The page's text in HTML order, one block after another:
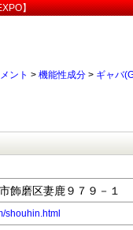
】
ント > 機能性成分 > ギャバ
磨区妻鹿９７９－１
shouhin.html